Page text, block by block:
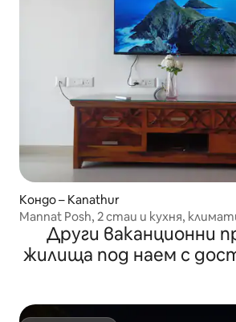
Кондо – Kanathur
Mannat Posh, 2 стаи и кухня,
и паркинг
Други ваканционни
жилища под наем с